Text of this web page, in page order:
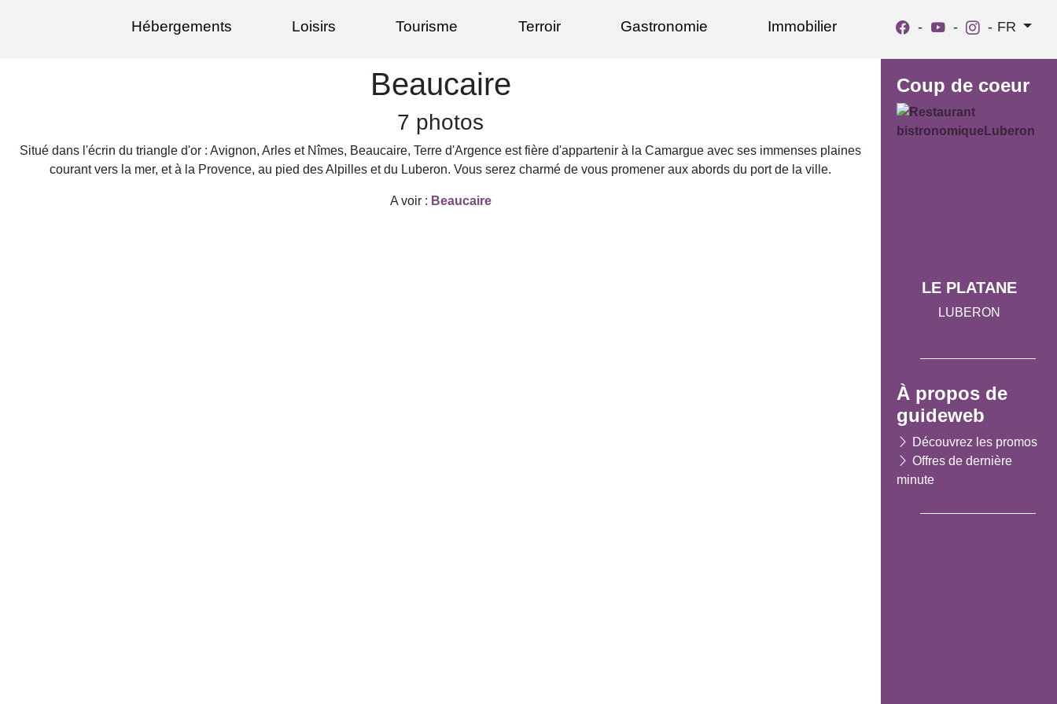
Hébergements Loisirs Tourisme Terroir Gastronomie Immobilier - - - FR
Beaucaire
7 photos
Situé dans l'écrin du triangle d'or : Avignon, Arles et Nîmes, Beaucaire, Terre d'Argence est fière d'appartenir à la Camargue avec ses immenses plaines
courant vers la mer, et à la Provence, au pied des Alpilles et du Luberon. Vous serez charmé de vous promener aux abords du port de la ville.
A voir : Beaucaire
Coup de coeur
LE PLATANE
LUBERON
À propos de
guideweb
Découvrez les promos
Offres de dernière
minute